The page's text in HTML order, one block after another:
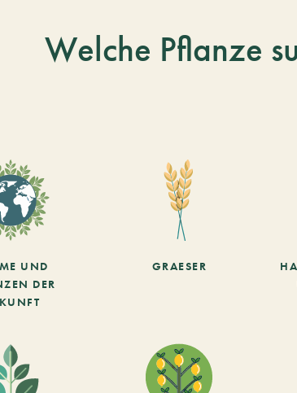
Welche Pflanze
UND
DER
GRAESER